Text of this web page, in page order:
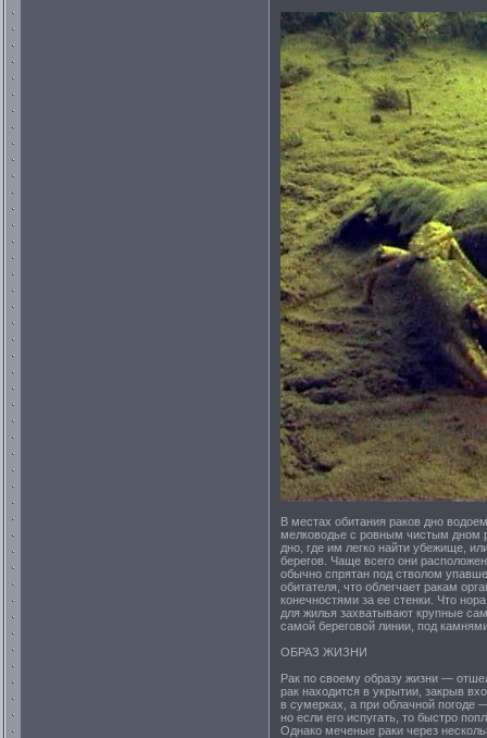
В местах обитания раков дно
мелководье с ровным чистым дном
дно, где им легко найти убежище,
берегов. Чаще всего они
обычно спрятан под стволом
обитателя, что облегчает ракам
конечностями за ее стенки. Что
для жилья захватывают крупные
самой береговой линии, под
ОБРАЗ ЖИЗНИ
Рак по своему образу жизни —
рак находится в укрытии, закрыв
в сумерках, а при облачной погоде
но если его испугать, то быстро
Однако меченые раки через